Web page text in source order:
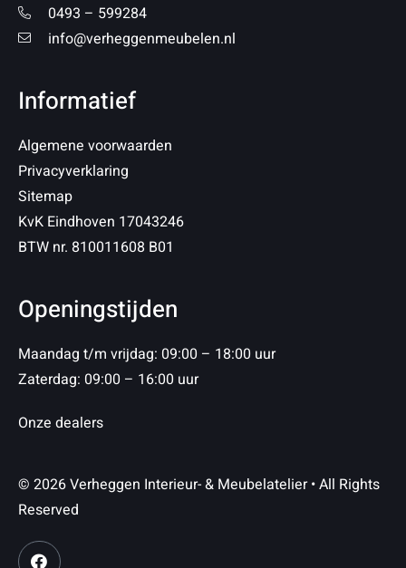
0493 – 599284
info@verheggenmeubelen.nl
Informatief
Algemene voorwaarden
Privacyverklaring
Sitemap
KvK Eindhoven 17043246
BTW nr. 810011608 B01
Openingstijden
Maandag t/m vrijdag: 09:00 – 18:00 uur
Zaterdag: 09:00 – 16:00 uur
Onze dealers
© 2026 Verheggen Interieur- & Meubelatelier • All Rights
Reserved